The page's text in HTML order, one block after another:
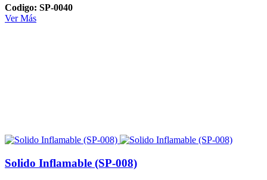
Codigo: SP-0040
Ver Más
Solido Inflamable (SP-008)